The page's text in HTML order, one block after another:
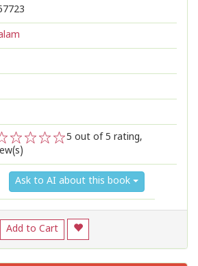
2
5 out of 5 rating,
Ask to AI about this book
Add to Cart